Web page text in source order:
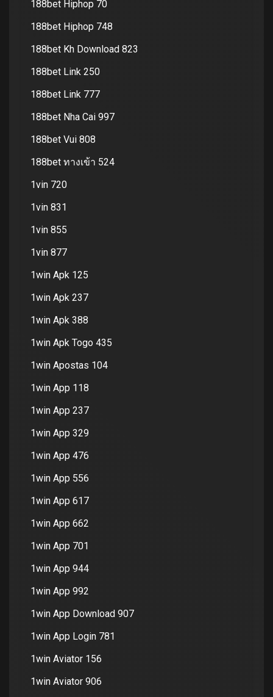
188bet Hiphop 70
188bet Hiphop 748
188bet Kh Download 823
188bet Link 250
188bet Link 777
188bet Nha Cai 997
188bet Vui 808
188bet ทางเข้า 524
1vin 720
1vin 831
1vin 855
1vin 877
1win Apk 125
1win Apk 237
1win Apk 388
1win Apk Togo 435
1win Apostas 104
1win App 118
1win App 237
1win App 329
1win App 476
1win App 556
1win App 617
1win App 662
1win App 701
1win App 944
1win App 992
1win App Download 907
1win App Login 781
1win Aviator 156
1win Aviator 906